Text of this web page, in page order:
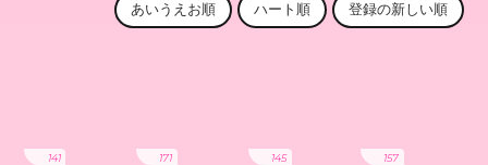
あいうえお順 ハート順 登録の新しい順
141 171 145 157